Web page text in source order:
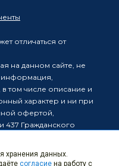
отличаться от
на данном сайте, не
информация,
том числе описание и
характер и ни при
офертой,
437 Гражданского
право в одностороннем
размещенную на
хранения данных.
согласие на работу с